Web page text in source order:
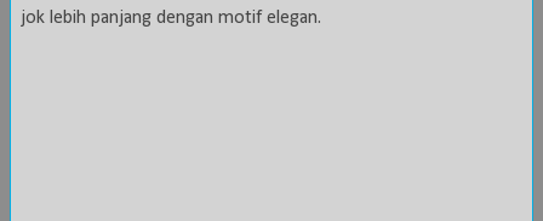
jok lebih panjang dengan motif elegan.